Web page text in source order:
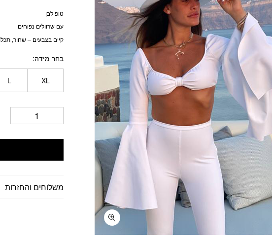
טופ לבן
עם שרוולים נפוחים
קיים בצבעים – שחור,
בחר מידה
XL
L
משלוחים והחזרות